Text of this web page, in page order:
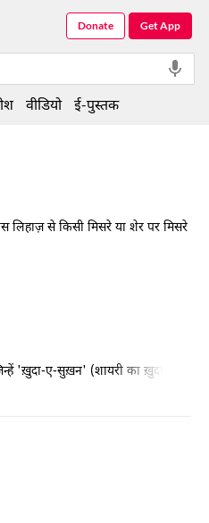
लिहाज़ से किसी मिसरे या शेर पर मिसरे
'ख़ुदा-ए-सुख़न' (शायरी का ख़ुदा) कहा
Get App
Donate
वीडियो ई-पुस्तक